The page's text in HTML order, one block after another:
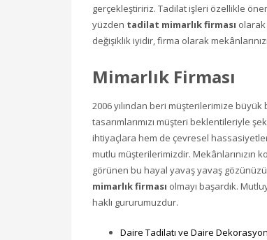
gerçekleştiririz. Tadilat işleri özellikle
yüzden tadilat mimarlık firması
değişiklik iyidir, firma olarak
Mimarlık Firması
2006 yılından beri müşterilerimize
tasarımlarımızı müşteri beklentileriyle
ihtiyaçlara hem de çevresel
mutlu müşterilerimizdir. Mekânlarınızın
görünen bu hayal yavaş yavaş
mimarlık firması olmayı başardık.
haklı gururumuzdur.
Daire Tadilatı ve Daire